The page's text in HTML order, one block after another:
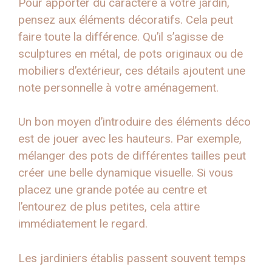
pensez aux éléments décoratifs. Cela peut
faire toute la différence. Qu’il s’agisse de
sculptures en métal, de pots originaux ou de
mobiliers d’extérieur, ces détails ajoutent une
note personnelle à votre aménagement.
Un bon moyen d’introduire des éléments déco
est de jouer avec les hauteurs. Par exemple,
mélanger des pots de différentes tailles peut
créer une belle dynamique visuelle. Si vous
placez une grande potée au centre et
l’entourez de plus petites, cela attire
immédiatement le regard.
Les jardiniers établis passent souvent temps